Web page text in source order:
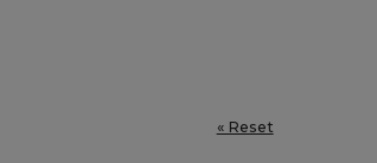
« Reset